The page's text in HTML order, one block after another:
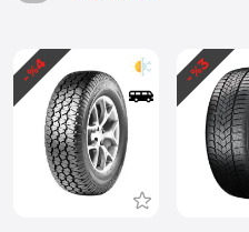
- %
4 - %
3